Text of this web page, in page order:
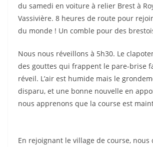
du samedi en voiture à relier Brest à
Vassivière. 8 heures de route pour
du monde ! Un comble pour des
Nous nous réveillons à 5h30. Le
des gouttes qui frappent le pare-brise
réveil. L’air est humide mais le
disparu, et une bonne nouvelle en
nous apprenons que la course est
En rejoignant le village de course, nous